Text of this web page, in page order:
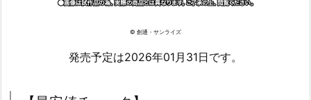
© 創通・サンライズ
発売予定は2026年01月31日です。